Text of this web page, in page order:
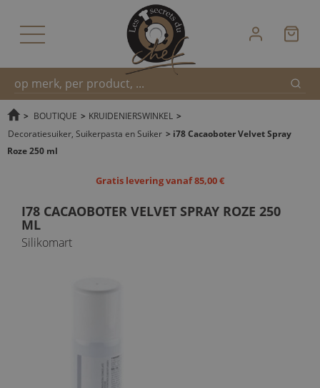
Snel
> BOUTIQUE > KRUIDENIERSWINKEL >
Decoratiesuiker, Suikerpasta en Suiker > i78 Cacaoboter Velvet Spray
Roze 250 ml
Gratis levering vanaf 85,00 €
I78 CACAOBOTER VELVET SPRAY ROZE 250
ML
Silikomart